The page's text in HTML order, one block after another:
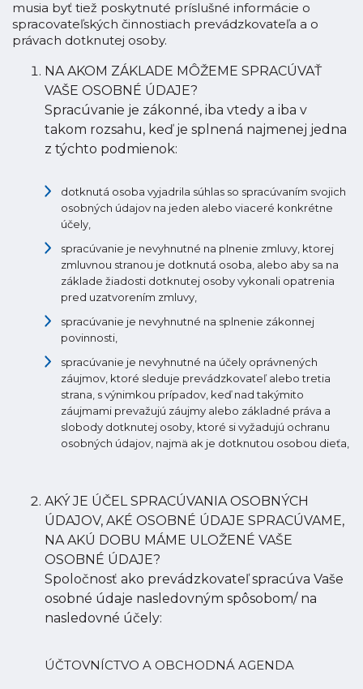
musia byť tiež poskytnuté príslušné informácie o
spracovateľských činnostiach prevádzkovateľa a o
právach dotknutej osoby.
NA AKOM ZÁKLADE MÔŽEME SPRACÚVAŤ
VAŠE OSOBNÉ ÚDAJE?
Spracúvanie je zákonné, iba vtedy a iba v
takom rozsahu, keď je splnená najmenej jedna
z týchto podmienok:
dotknutá osoba vyjadrila súhlas so spracúvaním svojich
osobných údajov na jeden alebo viaceré konkrétne
účely,
spracúvanie je nevyhnutné na plnenie zmluvy, ktorej
zmluvnou stranou je dotknutá osoba, alebo aby sa na
základe žiadosti dotknutej osoby vykonali opatrenia
pred uzatvorením zmluvy,
spracúvanie je nevyhnutné na splnenie zákonnej
povinnosti,
spracúvanie je nevyhnutné na účely oprávnených
záujmov, ktoré sleduje prevádzkovateľ alebo tretia
strana, s výnimkou prípadov, keď nad takýmito
záujmami prevažujú záujmy alebo základné práva a
slobody dotknutej osoby, ktoré si vyžadujú ochranu
osobných údajov, najmä ak je dotknutou osobou dieťa,
AKÝ JE ÚČEL SPRACÚVANIA OSOBNÝCH
ÚDAJOV, AKÉ OSOBNÉ ÚDAJE SPRACÚVAME,
NA AKÚ DOBU MÁME ULOŽENÉ VAŠE
OSOBNÉ ÚDAJE?
Spoločnosť ako prevádzkovateľ spracúva Vaše
osobné údaje nasledovným spôsobom/ na
nasledovné účely:
ÚČTOVNÍCTVO A OBCHODNÁ AGENDA